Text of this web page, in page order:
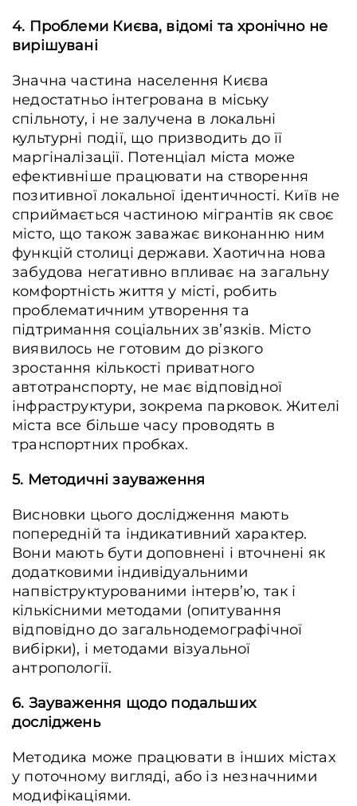
4. Проблеми Києва, відомі та хронічно не
вирішувані
Значна частина населення Києва
недостатньо інтегрована в міську
спільноту, і не залучена в локальні
культурні події, що призводить до її
маргіналізації. Потенціал міста може
ефективніше працювати на створення
позитивної локальної ідентичності. Київ не
сприймається частиною мігрантів як своє
місто, що також заважає виконанню ним
функцій столиці держави. Хаотична нова
забудова негативно впливає на загальну
комфортність життя у місті, робить
проблематичним утворення та
підтримання соціальних зв’язків. Місто
виявилось не готовим до різкого
зростання кількості приватного
автотранспорту, не має відповідної
інфраструктури, зокрема парковок. Жителі
міста все більше часу проводять в
транспортних пробках.
5. Методичні зауваження
Висновки цього дослідження мають
попередній та індикативний характер.
Вони мають бути доповнені і вточнені як
додатковими індивідуальними
напвіструктурованими інтерв’ю, так і
кількісними методами (опитування
відповідно до загальнодемографічної
вибірки), і методами візуальної
антропології.
6. Зауваження щодо подальших
досліджень
Методика може працювати в інших містах
у поточному вигляді, або із незначними
модифікаціями.